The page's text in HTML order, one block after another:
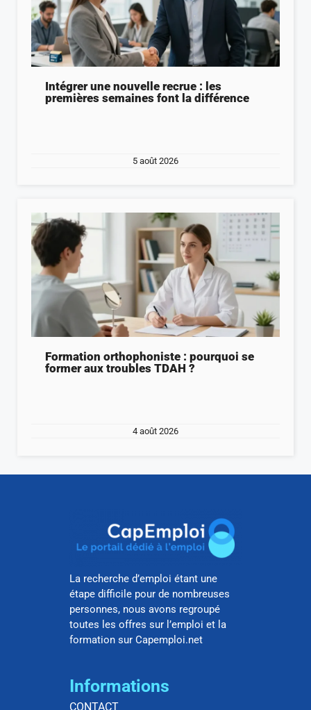
Intégrer une nouvelle recrue : les
premières semaines font la différence
5 août 2026
Formation orthophoniste : pourquoi se
former aux troubles TDAH ?
4 août 2026
La recherche d’emploi étant une
étape difficile pour de nombreuses
personnes, nous avons regroupé
toutes les offres sur l’emploi et la
formation sur Capemploi.net
Informations
CONTACT